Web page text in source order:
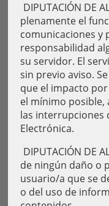
DIPUTACIÓN DE
plenamente el
comunicaciones y
responsabilidad
su servidor. El
sin previo aviso.
que el impacto
el mínimo
las interrupciones
Electrónica.
DIPUTACIÓN DE
de ningún daño o
usuario/a que se
o del uso de